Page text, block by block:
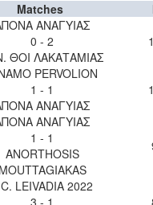
Matches
ΑΝΑΓΥΙΑΣ
0 - 2
ΘΟΙ ΛΑΚΑΤΑΜΙΑΣ
PERVOLION
1 - 1
ΑΝΑΓΥΙΑΣ
ΑΝΑΓΥΙΑΣ
1 - 1
ANORTHOSIS
LEIVADIA 2022